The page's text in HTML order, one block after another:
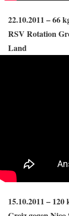
22.10.2011 – 66
RSV Rotation
Land
15.10.2011 –